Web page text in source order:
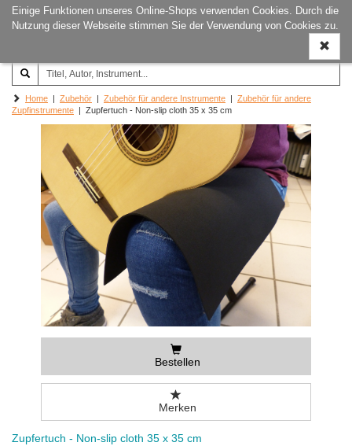
Einige Funktionen unseres Online-Shops verwenden Cookies. Durch die
Nutzung dieser Webseite stimmen Sie der Verwendung von Cookies zu.
ein-/
Joachim‐Trekel‐Musikverlag,
Hamburg
Home | Zubehör | Zubehör für andere Instrumente | Zubehör für andere
Zupfinstrumente | Zupfertuch - Non-slip cloth 35 x 35 cm
Bestellen
Merken
Zupfertuch - Non-slip cloth 35 x 35 cm